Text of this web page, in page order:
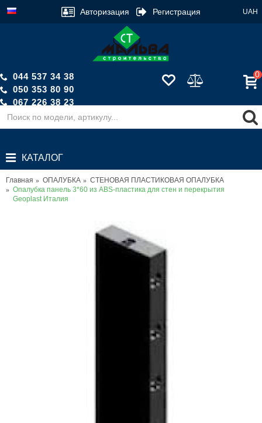
UAH
Авторизация Регистрация
044 537 34 38
050 353 80 90
067 226 38 23
Обратный звонок
0
КАТАЛОГ
Главная ОПАЛУБКА
СТЕНОВАЯ ПЛАСТИКОВАЯ ОПАЛУБКА
Опалубка панель 3*60 из ABS-пластика для стен и перекрытия
Geoplast Италия